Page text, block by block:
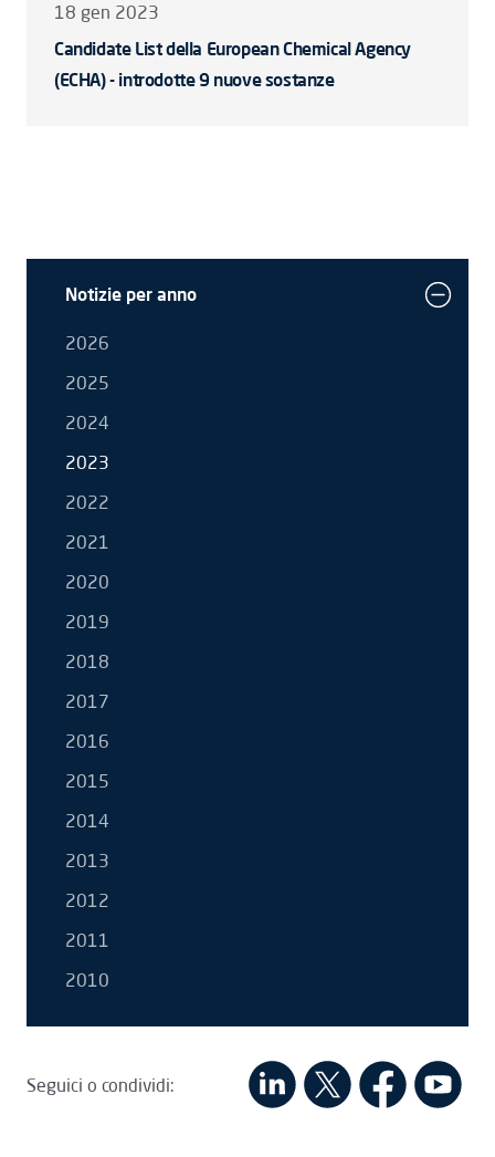
18 gen 2023
Candidate List della European Chemical Agency
(ECHA) - introdotte 9 nuove sostanze
Notizie per anno
2026
2025
2024
2023
2022
2021
2020
2019
2018
2017
2016
2015
2014
2013
2012
2011
2010
Seguici o condividi: